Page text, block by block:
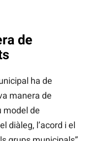
de
ha de
manera de
model de
diàleg, l’acord i el